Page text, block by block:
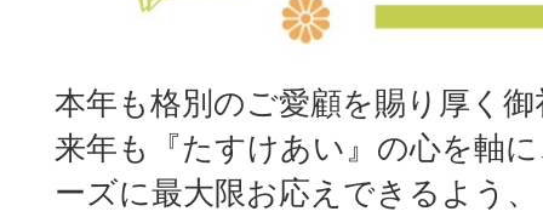
本年も格別のご愛顧を賜り厚く
来年も『たすけあい』の心を軸
ーズに最大限お応えできるよう、